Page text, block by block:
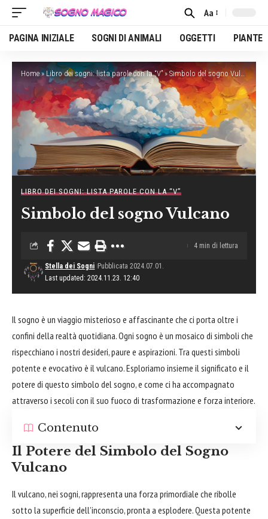
Font
Resizer
Aa
PAGINA INIZIALE SOGNI DI ANIMALI OGGETTI PIANTE
Home»Libro dei sogni: lista parole con la “V”»Simbolo del sogno Vulcano
LIBRO DEI SOGNI: LISTA PAROLE CON LA “V”
Simbolo del sogno Vulcano
Last updated: 2024.11.23. 12:40
Stella dei Sogni Pubblicata 2024.07.01.
4 min di lettura
Il sogno è un viaggio misterioso e affascinante che ci porta oltre i
confini della realtà quotidiana. Ogni sogno è un mosaico di simboli che
rispecchiano i nostri desideri, paure e aspirazioni. Tra questi simboli
potente e evocativo è il vulcano. Esploriamo insieme il significato e il
potere di questo simbolo del sogno, e come ci ha accompagnato
attraverso i secoli con il suo fuoco di trasformazione e forza interiore.
Contenuto
Il Potere del Simbolo del Sogno
Vulcano
Il vulcano, nei sogni, rappresenta una forza primordiale che ribolle
sotto la superficie dell’inconscio, pronta a esplodere. Questa potente